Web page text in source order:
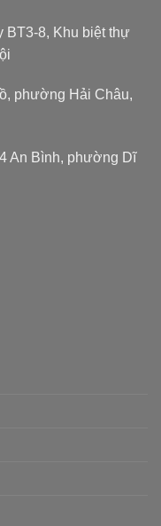
BT3-8, Khu biệt thự
phường Hải Châu,
An Bình, phường Dĩ